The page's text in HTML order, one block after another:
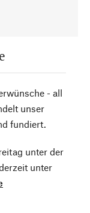
- all
unser
fundiert.
unter der
unter